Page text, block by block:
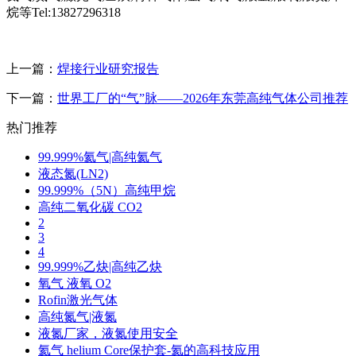
烷等Tel:13827296318
上一篇： 焊接行业研究报告
下一篇： 世界工厂的“气”脉——2026年东莞高纯气体公司推荐
热门推荐
99.999%氦气|高纯氦气
液态氮(LN2)
99.999%（5N）高纯甲烷
高纯二氧化碳 CO2
2
3
4
99.999%乙炔|高纯乙炔
氧气 液氧 O2
Rofin激光气体
高纯氮气|液氮
液氮厂家，液氮使用安全
氦气 helium Core保护套-氦的高科技应用